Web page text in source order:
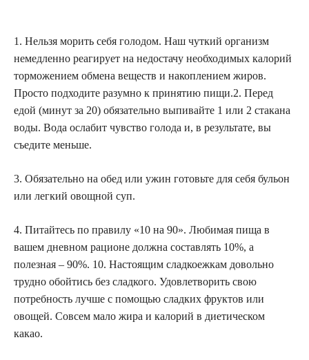
1. Нельзя морить себя голодом. Наш чуткий организм
немедленно реагирует на недостачу необходимых калорий
торможением обмена веществ и накоплением жиров.
Просто подходите разумно к принятию пищи.2. Перед
едой (минут за 20) обязательно выпивайте 1 или 2 стакана
воды. Вода ослабит чувство голода и, в результате, вы
съедите меньше.
3. Обязательно на обед или ужин готовьте для себя бульон
или легкий овощной суп.
4. Питайтесь по правилу «10 на 90». Любимая пища в
вашем дневном рационе должна составлять 10%, а
полезная – 90%. 10. Настоящим сладкоежкам довольно
трудно обойтись без сладкого. Удовлетворить свою
потребность лучше с помощью сладких фруктов или
овощей. Совсем мало жира и калорий в диетическом
какао.